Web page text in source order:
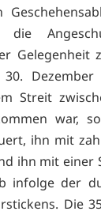
Gelegenheit
Streit
war,
ihn mit
ihn mit einer
infolge der
Die